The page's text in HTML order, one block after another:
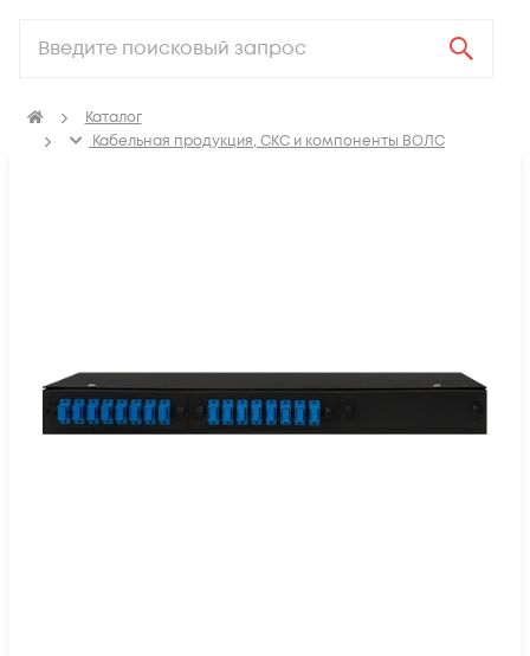
Каталог
Кабельная продукция, СКС и компоненты ВОЛС